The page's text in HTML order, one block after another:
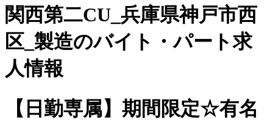
関西第二CU_兵庫県神戸市西
区_製造のバイト・パート求
人情報
【日勤専属】期間限定☆有名